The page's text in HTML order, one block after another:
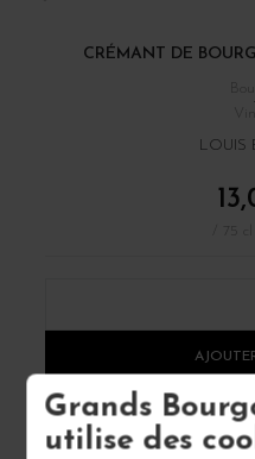
Grands
utilise des
CRÉMANT DE
LOUIS